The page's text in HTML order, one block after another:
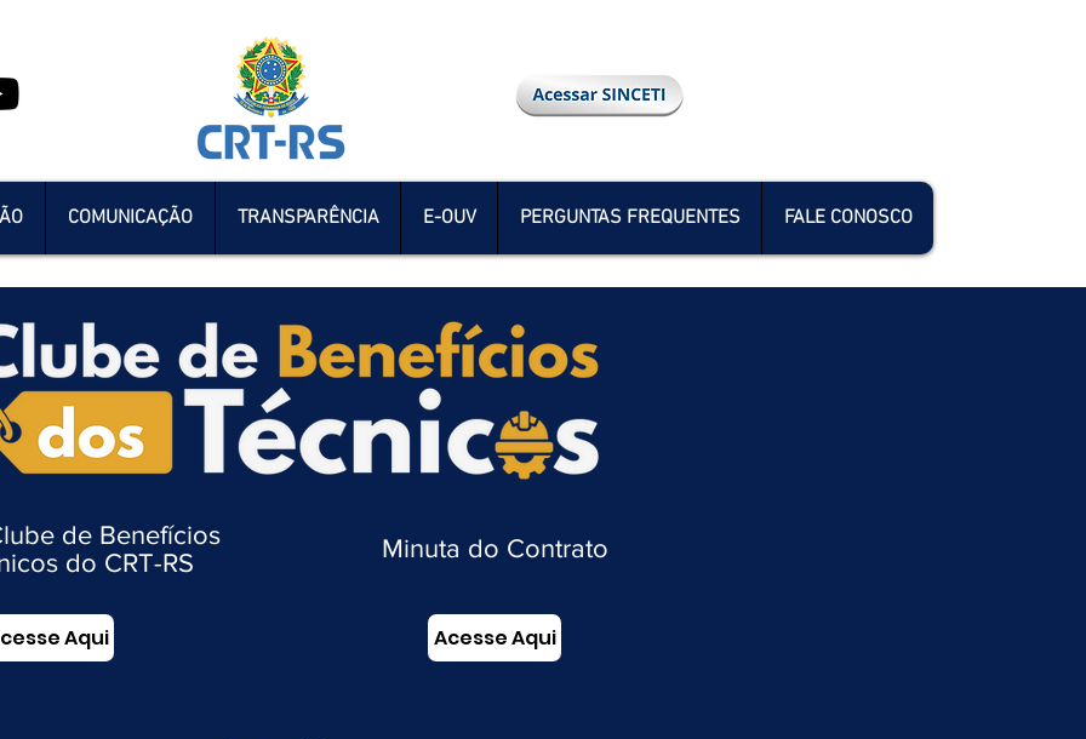
COMUNICAÇÃO TRANSPARÊNCIA E-OUV PERGUNTAS FREQUENTES FALE CONOSCO
de Benefícios
do CRT-RS
Aqui
Minuta do Contrato
Acesse Aqui